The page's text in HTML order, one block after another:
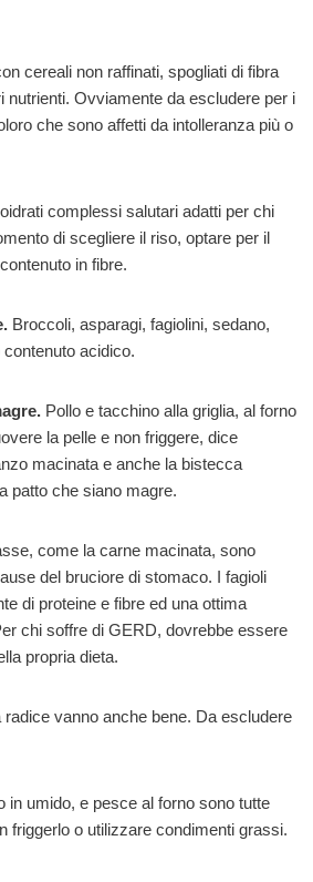
cereali non raffinati, spogliati di fibra
nutrienti. Ovviamente da escludere per i
che sono affetti da intolleranza più o
complessi salutari adatti per chi
di scegliere il riso, optare per il
in fibre.
Broccoli, asparagi, fagiolini, sedano,
acidico.
Pollo e tacchino alla griglia, al forno
la pelle e non friggere, dice
macinata e anche la bistecca
patto che siano magre.
come la carne macinata, sono
del bruciore di stomaco. I fagioli
di proteine e fibre ed una ottima
chi soffre di GERD, dovrebbe essere
propria dieta.
radice vanno anche bene. Da escludere
in umido, e pesce al forno sono tutte
friggerlo o utilizzare condimenti grassi.